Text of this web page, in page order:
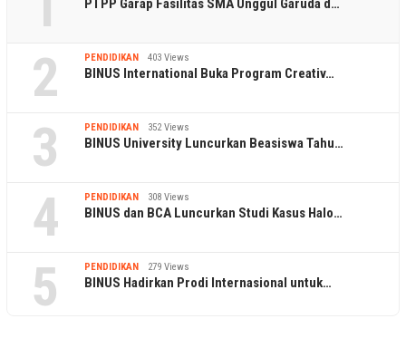
PTPP Garap Fasilitas SMA Unggul Garuda d…
2 PENDIDIKAN 403 Views
BINUS International Buka Program Creativ…
3 PENDIDIKAN 352 Views
BINUS University Luncurkan Beasiswa Tahu…
4 PENDIDIKAN 308 Views
BINUS dan BCA Luncurkan Studi Kasus Halo…
5 PENDIDIKAN 279 Views
BINUS Hadirkan Prodi Internasional untuk…